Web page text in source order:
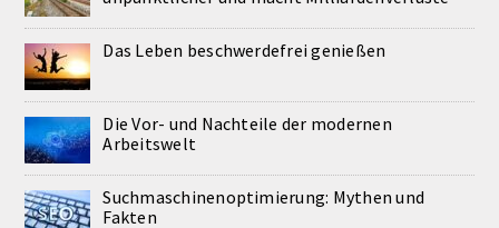
Das Leben beschwerdefrei genießen
Die Vor- und Nachteile der modernen
Arbeitswelt
Suchmaschinenoptimierung: Mythen und
Fakten